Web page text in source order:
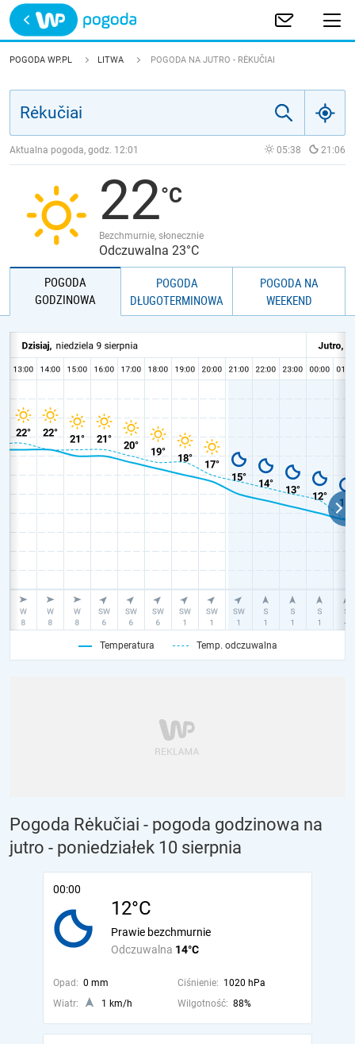
Trwa ładowanie
POLSKA
JAKOŚĆ POWIETRZA
POGODA WP.PL LITWA POGODA NA JUTRO - RĖKUČIAI
Aktualna pogoda, godz. 12:01 05:38 21:06
22
Bezchmurnie, słonecznie
Odczuwalna 23°C
POGODA
GODZINOWA
POGODA
DŁUGOTERMINOWA
POGODA NA
WEEKEND
Temperatura Temp. odczuwalna
Pogoda Rėkučiai - pogoda godzinowa na
jutro - poniedziałek 10 sierpnia
00:00
12°C
Odczuwalna 14°C
Prawie bezchmurnie
Opad: 0 mm Ciśnienie: 1020 hPa
Wiatr:
1 km/h Wilgotność: 88%